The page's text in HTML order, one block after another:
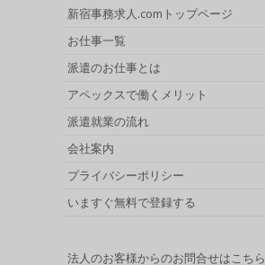
新宿事務求人.comトップページ
お仕事一覧
派遣のお仕事とは
アペックスで働くメリット
派遣就業の流れ
会社案内
プライバシーポリシー
いますぐ無料で登録する
法人のお客様からのお問合せはこちら